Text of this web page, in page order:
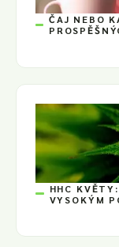
ČAJ NEBO
HHC
VYSOKÝM